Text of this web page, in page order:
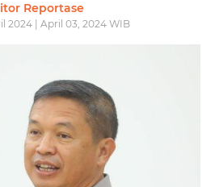
Reportase
2024 | April 03, 2024 WIB